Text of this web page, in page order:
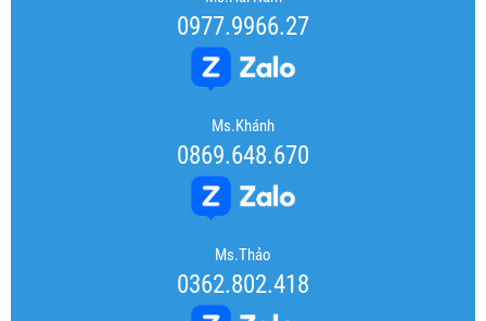
0977.9966.27
Ms.Khánh
0869.648.670
Ms.Thảo
0362.802.418